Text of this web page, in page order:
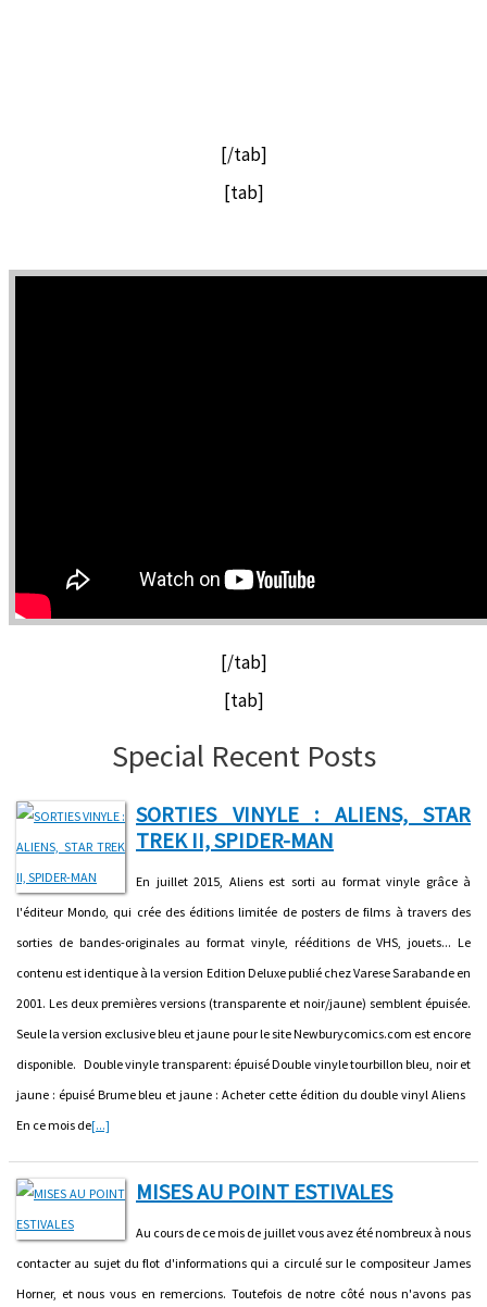
[/tab]
[tab]
[/tab]
[tab]
Special Recent Posts
SORTIES VINYLE : ALIENS, STAR
TREK II, SPIDER-MAN
En juillet 2015, Aliens est sorti au format vinyle grâce à
l'éditeur Mondo, qui crée des éditions limitée de posters de films à travers des
sorties de bandes-originales au format vinyle, rééditions de VHS, jouets... Le
contenu est identique à la version Edition Deluxe publié chez Varese Sarabande en
2001. Les deux premières versions (transparente et noir/jaune) semblent épuisée.
Seule la version exclusive bleu et jaune pour le site Newburycomics.com est encore
disponible. Double vinyle transparent: épuisé Double vinyle tourbillon bleu, noir et
jaune : épuisé Brume bleu et jaune : Acheter cette édition du double vinyl Aliens
En ce mois de[...]
MISES AU POINT ESTIVALES
Au cours de ce mois de juillet vous avez été nombreux à nous
contacter au sujet du flot d'informations qui a circulé sur le compositeur James
Horner, et nous vous en remercions. Toutefois de notre côté nous n'avons pas